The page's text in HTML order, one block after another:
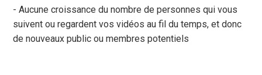
- Aucune croissance du nombre de personnes qui vous
suivent ou regardent vos vidéos au fil du temps, et donc
de nouveaux public ou membres potentiels